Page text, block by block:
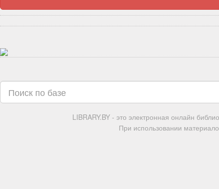
LIBRARY.BY - это электронная онлайн
При использовании